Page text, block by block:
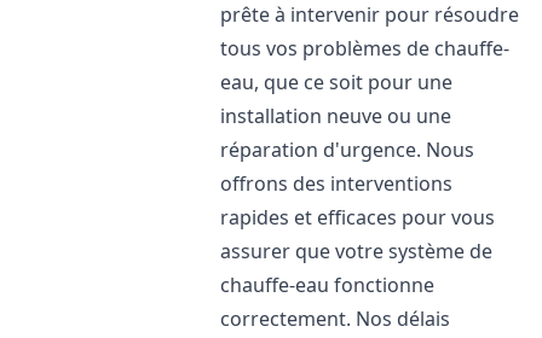
prête à intervenir pour résoudre
tous vos problèmes de chauffe-
eau, que ce soit pour une
installation neuve ou une
réparation d'urgence. Nous
offrons des interventions
rapides et efficaces pour vous
assurer que votre système de
chauffe-eau fonctionne
correctement. Nos délais